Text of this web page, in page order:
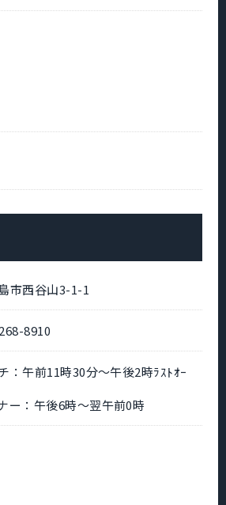
市西谷山3-1-1
8910
：午前11時30分～午後2時ﾗｽﾄｵｰ
ー：午後6時～翌午前0時